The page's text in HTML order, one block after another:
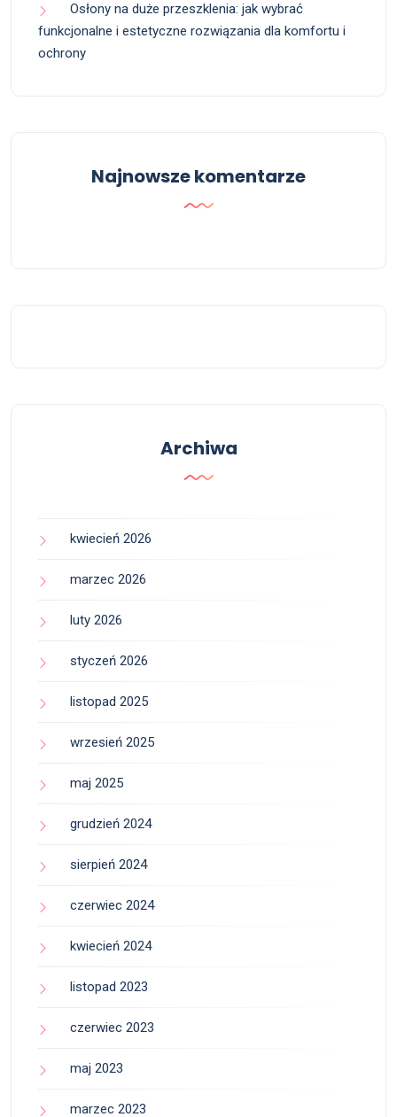
Osłony na duże przeszklenia: jak wybrać
funkcjonalne i estetyczne rozwiązania dla komfortu i
ochrony
Najnowsze komentarze
Archiwa
kwiecień 2026
marzec 2026
luty 2026
styczeń 2026
listopad 2025
wrzesień 2025
maj 2025
grudzień 2024
sierpień 2024
czerwiec 2024
kwiecień 2024
listopad 2023
czerwiec 2023
maj 2023
marzec 2023